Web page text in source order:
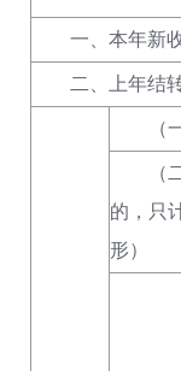
一、本年新
二、上年结
（
（
的，只
形）